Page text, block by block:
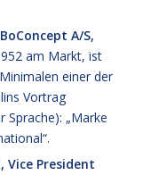
A/S,
am Markt, ist
einer der
Vortrag
Sprache): „Marke
Vice President